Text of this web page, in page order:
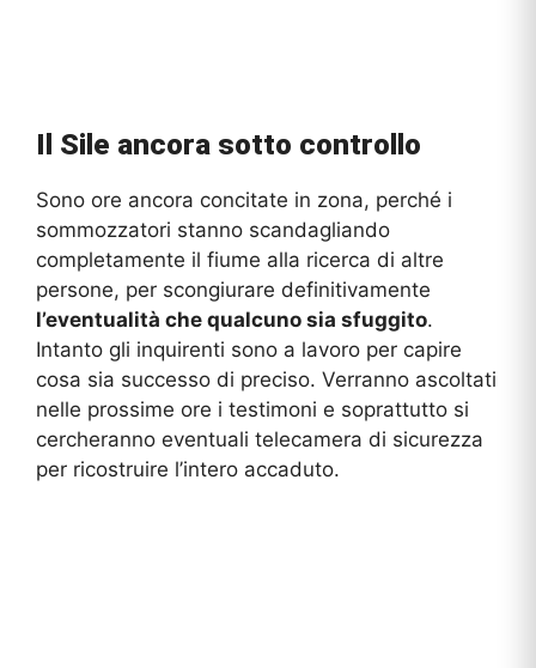
Il Sile ancora sotto controllo
Sono ore ancora concitate in zona, perché i
sommozzatori stanno scandagliando
completamente il fiume alla ricerca di altre
persone, per scongiurare definitivamente
l’eventualità che qualcuno sia sfuggito.
Intanto gli inquirenti sono a lavoro per capire
cosa sia successo di preciso. Verranno ascoltati
nelle prossime ore i testimoni e soprattutto si
cercheranno eventuali telecamera di sicurezza
per ricostruire l’intero accaduto.